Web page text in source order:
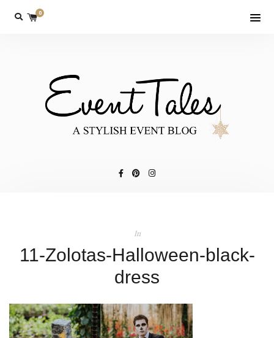
0
In
11-Zolotas-Halloween-black-
dress